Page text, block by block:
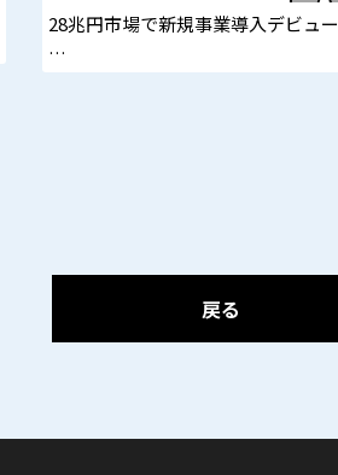
28兆円市場で新規事業導入デビュー
戻る